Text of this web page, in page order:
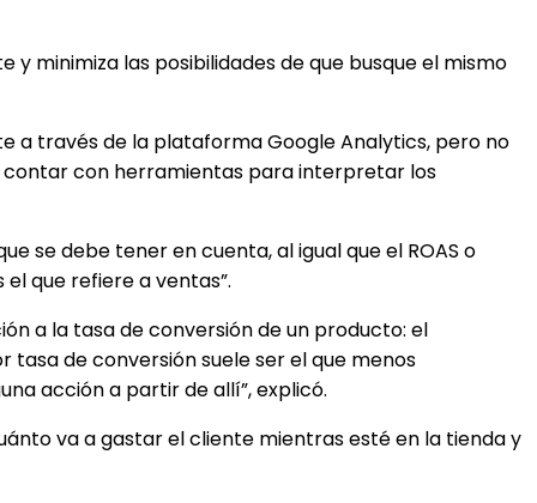
minimiza las posibilidades de que busque el mismo
a través de la plataforma Google Analytics, pero no
contar con herramientas para interpretar los
se debe tener en cuenta, al igual que el ROAS o
que refiere a ventas”.
a la tasa de conversión de un producto: el
de conversión suele ser el que menos
acción a partir de allí”, explicó.
va a gastar el cliente mientras esté en la tienda y